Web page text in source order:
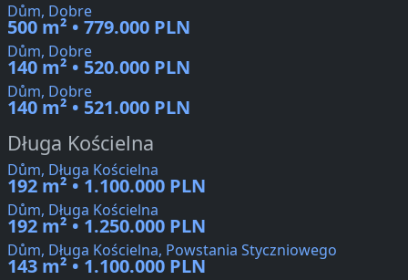
Dům, Dobre
500 m² • 779.000 PLN
Dům, Dobre
140 m² • 520.000 PLN
Dům, Dobre
140 m² • 521.000 PLN
Długa Kościelna
Dům, Długa Kościelna
192 m² • 1.100.000 PLN
Dům, Długa Kościelna
192 m² • 1.250.000 PLN
Dům, Długa Kościelna, Powstania Styczniowego
143 m² • 1.100.000 PLN